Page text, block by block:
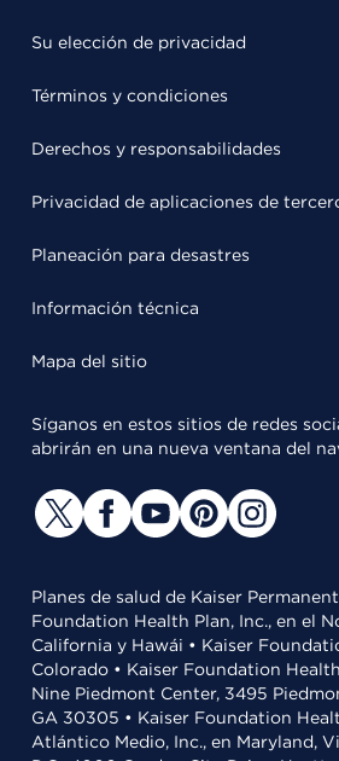
Su elección de privacidad
Términos y condiciones
Derechos y responsabilidades
Privacidad de aplicaciones de
Planeación para desastres
Información técnica
Mapa del sitio
Síganos en estos sitios de redes
abrirán en una nueva ventana del
Planes de salud de Kaiser
Foundation Health Plan, Inc., en el
California y Hawái • Kaiser
Colorado • Kaiser Foundation
Nine Piedmont Center, 3495
GA 30305 • Kaiser Foundation
Atlántico Medio, Inc., en Maryland,